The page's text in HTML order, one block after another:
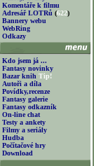
Komentáře k filmu
Adresář LOTRů (622)
Bannery webu
WebRing
Odkazy
Kdo jsem já ...
Fantasy novinky
Bazar knih Tip!
Autoři a díla
Povídky,recenze
Fantasy galerie
Fantasy odkazník
On-line chat
Testy a ankety
Filmy a seriály
Hudba
Počítačové hry
Download